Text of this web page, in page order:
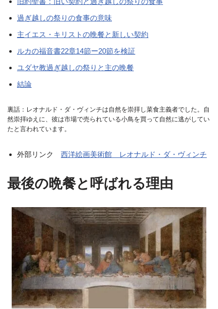
過ぎ越しの祭りの食事の意味
主イエス・キリストの晩餐と新しい契約
ルカの福音書22章14節ー20節を検証
ユダヤ教過ぎ越しの祭りと主の晩餐
結論
裏話：レオナルド・ダ・ヴィンチは自然を崇拝し菜食主義者でした。自
然崇拝ゆえに、彼は市場で売られている小鳥を買って自然に逃がしてい
たと言われています。
外部リンク 西洋絵画美術館 レオナルド・ダ・ヴィンチ
最後の晩餐と呼ばれる理由